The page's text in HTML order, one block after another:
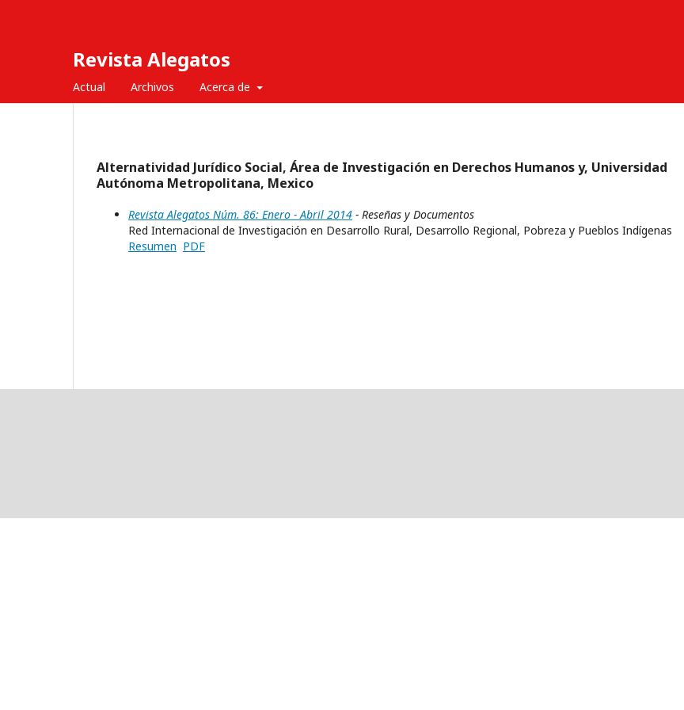
Revista Alegatos
Actual Archivos Acerca de
Alternatividad Jurídico Social, Área de Investigación en Derechos Humanos y, Universidad
Autónoma Metropolitana, Mexico
Revista Alegatos Núm. 86: Enero - Abril 2014 - Reseñas y Documentos
Red Internacional de Investigación en Desarrollo Rural, Desarrollo Regional, Pobreza y Pueblos Indígenas
Resumen PDF